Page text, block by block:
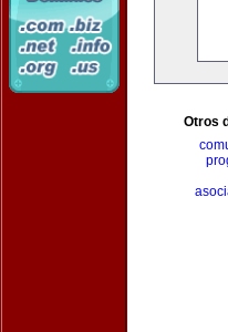
Otros